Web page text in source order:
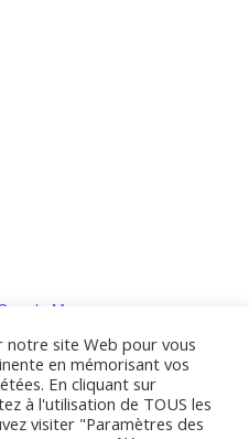
Google Map
notre site Web pour vous
en mémorisant vos
En cliquant sur
à l'utilisation de TOUS les
visiter "Paramètres des